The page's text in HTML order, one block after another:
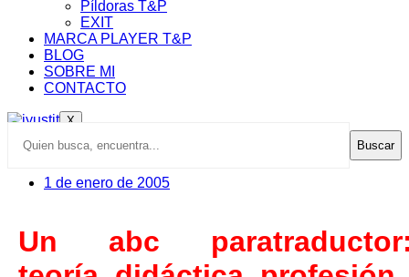
Píldoras T&P
EXIT
MARCA PLAYER T&P
BLOG
SOBRE MI
CONTACTO
X
Buscar
1 de enero de 2005
Un abc